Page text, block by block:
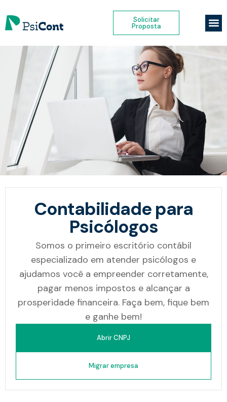
Solicitar
Proposta
Contabilidade para
Psicólogos
Somos o primeiro escritório contábil
especializado em atender psicólogos e
ajudamos você a empreender corretamente,
pagar menos impostos e alcançar a
prosperidade financeira. Faça bem, fique bem
e ganhe bem!
Abrir CNPJ
Migrar empresa